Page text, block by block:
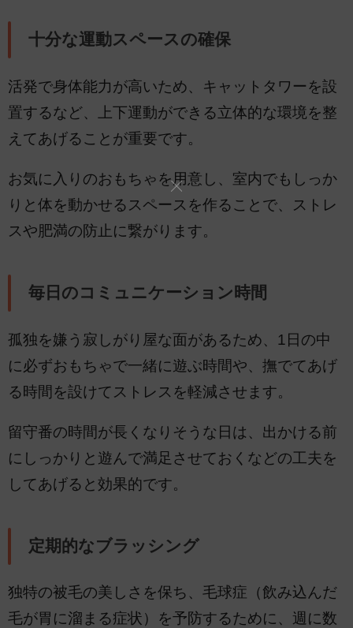
十分な運動スペースの確保
活発で身体能力が高いため、キャットタワーを設
置するなど、上下運動ができる立体的な環境を整
えてあげることが重要です。
お気に入りのおもちゃを用意し、室内でもしっか
りと体を動かせるスペースを作ることで、ストレ
スや肥満の防止に繋がります。
毎日のコミュニケーション時間
孤独を嫌う寂しがり屋な面があるため、1日の中
に必ずおもちゃで一緒に遊ぶ時間や、撫でてあげ
る時間を設けてストレスを軽減させます。
留守番の時間が長くなりそうな日は、出かける前
にしっかりと遊んで満足させておくなどの工夫を
してあげると効果的です。
定期的なブラッシング
独特の被毛の美しさを保ち、毛球症（飲み込んだ
毛が胃に溜まる症状）を予防するために、週に数